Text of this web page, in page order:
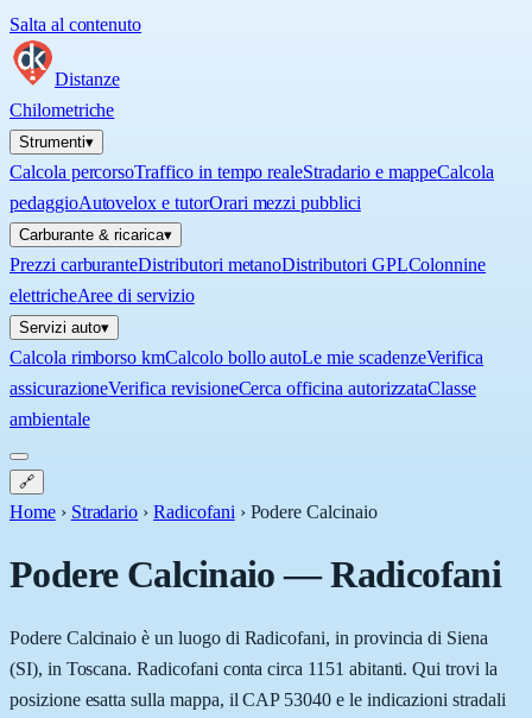
Salta al contenuto
Distanze
Chilometriche
Strumenti▾
Calcola percorsoTraffico in tempo realeStradario e mappeCalcola
pedaggioAutovelox e tutorOrari mezzi pubblici
Carburante & ricarica▾
Prezzi carburanteDistributori metanoDistributori GPLColonnine
elettricheAree di servizio
Servizi auto▾
Calcola rimborso kmCalcolo bollo autoLe mie scadenzeVerifica
assicurazioneVerifica revisioneCerca officina autorizzataClasse
ambientale
🔗
Home › Stradario › Radicofani › Podere Calcinaio
Podere Calcinaio—Radicofani
Podere Calcinaio è un luogo di Radicofani, in provincia di Siena
(SI), in Toscana. Radicofani conta circa 1151 abitanti. Qui trovi la
posizione esatta sulla mappa, il CAP 53040 e le indicazioni stradali